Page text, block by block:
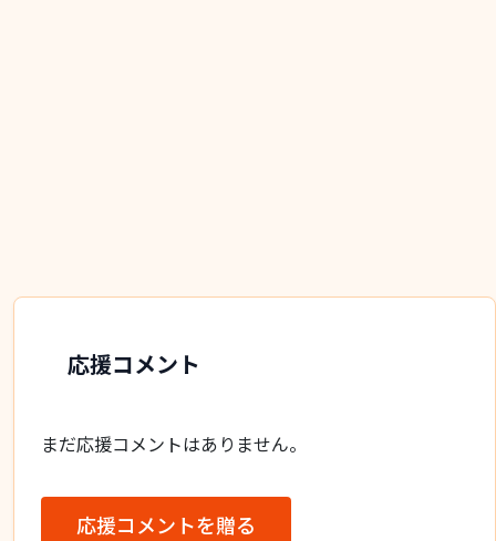
応援コメント
まだ応援コメントはありません。
応援コメントを贈る